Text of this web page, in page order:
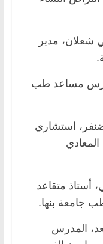
شعلان، مدير
مساعد طب
استشاري
أستاذ متقاعد
جامعة بنها.
المدرس